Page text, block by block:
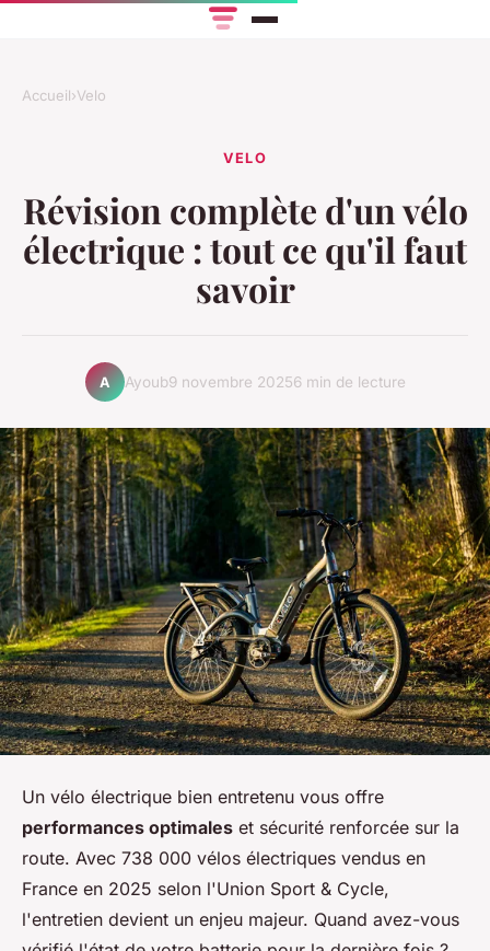
Accueil›Velo
VELO
Révision complète d'un vélo
électrique : tout ce qu'il faut
savoir
A Ayoub9 novembre 20256 min de lecture
Un vélo électrique bien entretenu vous offre
performances optimales et sécurité renforcée sur la
route. Avec 738 000 vélos électriques vendus en
France en 2025 selon l'Union Sport & Cycle,
l'entretien devient un enjeu majeur. Quand avez-vous